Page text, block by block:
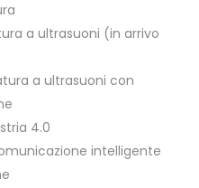
a ultrasuoni (in arrivo
a ultrasuoni con
4.0
intelligente